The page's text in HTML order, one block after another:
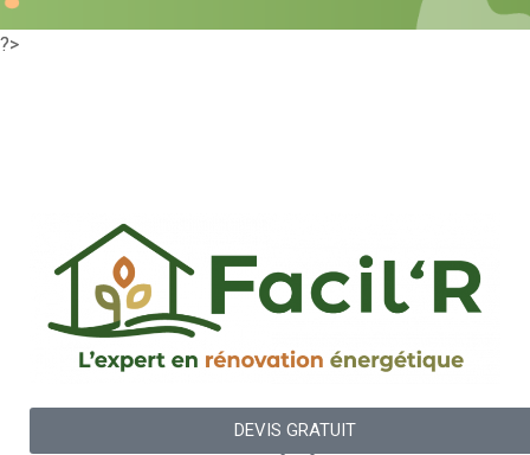
?>
03 67 10 46 95
DEVIS GRATUIT